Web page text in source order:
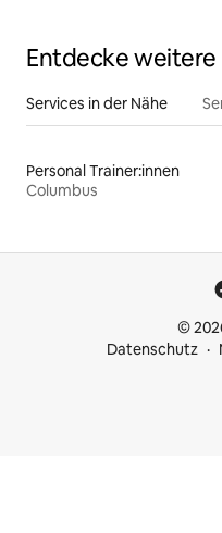
Entdecke weitere
Services in der Nähe
Personal Trainer:innen
Columbus
©
Datenschutz